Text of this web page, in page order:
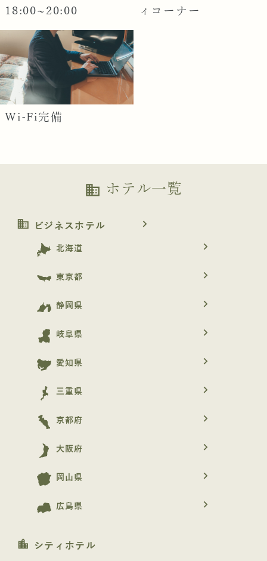
18:00~20:00
ィコーナー
Wi-Fi完備
business ホテル一覧
business ビジネスホテル navigate_next
北海道 navigate_next
東京都 navigate_next
静岡県 navigate_next
岐阜県 navigate_next
愛知県 navigate_next
三重県 navigate_next
京都府 navigate_next
大阪府 navigate_next
岡山県 navigate_next
広島県 navigate_next
location_city シティホテル